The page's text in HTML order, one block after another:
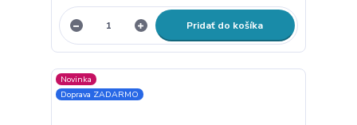
Pridať do košíka
Novinka
Doprava ZADARMO